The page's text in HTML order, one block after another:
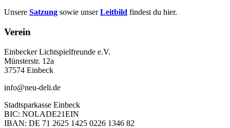
Unsere Satzung sowie unserLeitbild findest du hier.
Verein
Einbecker Lichtspielfreunde e.V.
Münsterstr. 12a
37574 Einbeck
info@neu-deli.de
Stadtsparkasse Einbeck
BIC: NOLADE21EIN
IBAN: DE 71 2625 1425 0226 1346 82